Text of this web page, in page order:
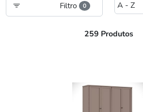
Filtro 0
259 Produtos